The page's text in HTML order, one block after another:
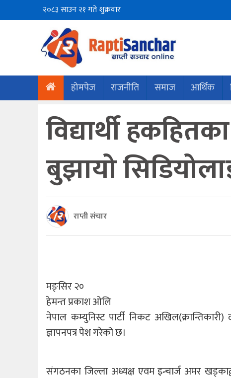
२०८३ साउन २१ गते शुक्रवार
होमपेज राजनीति समाज आर्थिक
विद्यार्थी
बुझायो
राप्ती संचार
मङ्सिर २०
हेमन्त प्रकाश ओलि
नेपाल कम्युनिस्ट पार्टी निकट
ज्ञापनपत्र पेश गरेको छ।
संगठनका जिल्ला अध्यक्ष एवम इन्चार्ज अमर